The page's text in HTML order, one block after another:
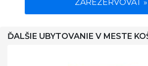
ZAREZERVOVAT »
ĎALŠIE UBYTOVANIE V MESTE